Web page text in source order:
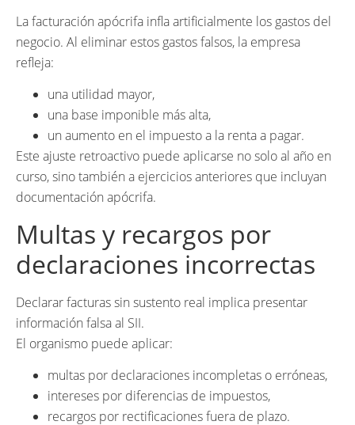
La facturación apócrifa infla artificialmente los gastos del
negocio. Al eliminar estos gastos falsos, la empresa
refleja:
una utilidad mayor,
una base imponible más alta,
un aumento en el impuesto a la renta a pagar.
Este ajuste retroactivo puede aplicarse no solo al año en
curso, sino también a ejercicios anteriores que incluyan
documentación apócrifa.
Multas y recargos por
declaraciones incorrectas
Declarar facturas sin sustento real implica presentar
información falsa al SII.
El organismo puede aplicar:
multas por declaraciones incompletas o erróneas,
intereses por diferencias de impuestos,
recargos por rectificaciones fuera de plazo.